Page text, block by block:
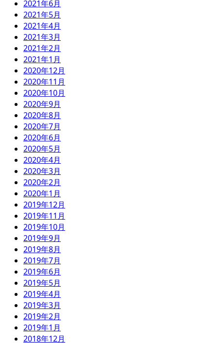
2021年6月
2021年5月
2021年4月
2021年3月
2021年2月
2021年1月
2020年12月
2020年11月
2020年10月
2020年9月
2020年8月
2020年7月
2020年6月
2020年5月
2020年4月
2020年3月
2020年2月
2020年1月
2019年12月
2019年11月
2019年10月
2019年9月
2019年8月
2019年7月
2019年6月
2019年5月
2019年4月
2019年3月
2019年2月
2019年1月
2018年12月